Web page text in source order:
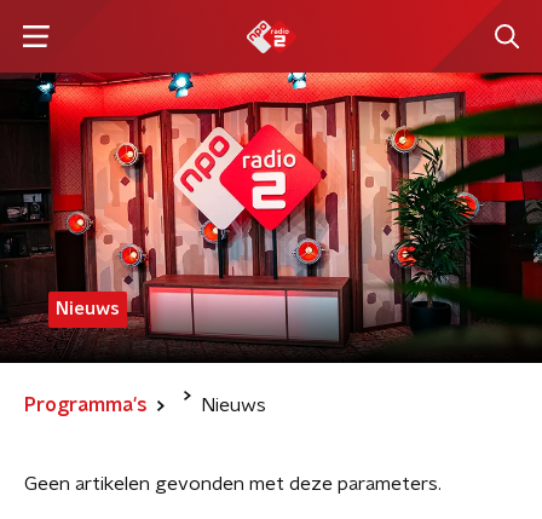
Nieuws
Programma's Nieuws
Geen artikelen gevonden met deze parameters.